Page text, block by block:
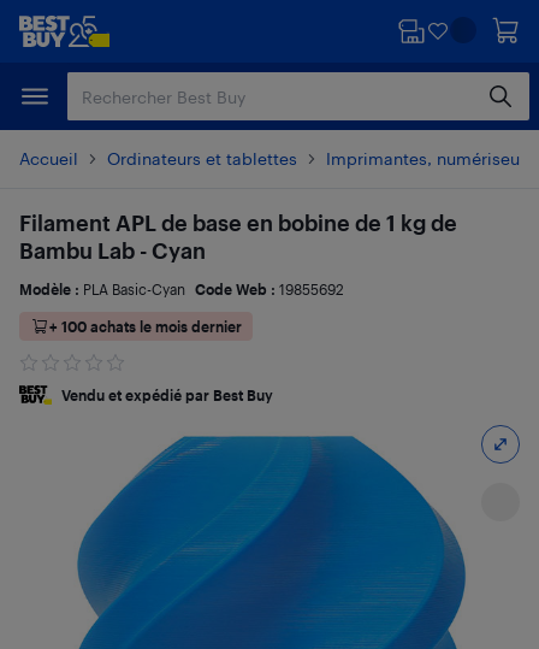
Passer
principal
Passer
Accueil Ordinateurs et tablettes Imprimantes,
Filament APL de base en bobine de 1 kg de
Bambu Lab - Cyan
Modèle : PLA Basic-Cyan Code Web : 19855692
+ 100 achats le mois dernier
Vendu et expédié par Best Buy